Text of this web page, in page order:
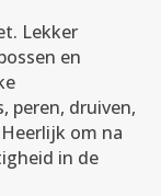
Lekker
en
peren, druiven,
om na
in de